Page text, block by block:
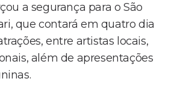
a segurança para o São
que contará em quatro dia
entre artistas locais,
além de apresentações